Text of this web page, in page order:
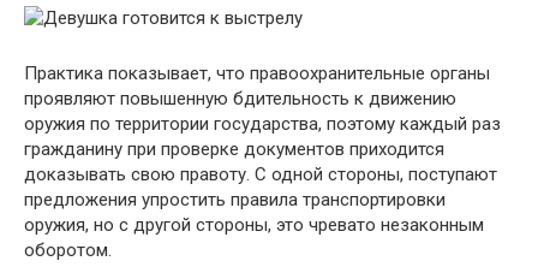
Практика показывает, что правоохранительные органы
проявляют повышенную бдительность к движению
оружия по территории государства, поэтому каждый раз
гражданину при проверке документов приходится
доказывать свою правоту. С одной стороны, поступают
предложения упростить правила транспортировки
оружия, но с другой стороны, это чревато незаконным
оборотом.